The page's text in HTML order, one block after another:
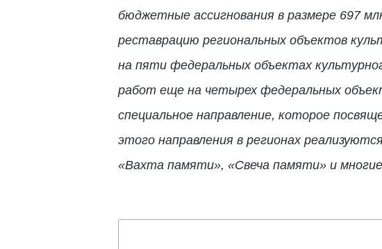
бюджетные ассигнования в размере 697
реставрацию региональных объектов
на пяти федеральных объектах
работ еще на четырех федеральных
специальное направление, которое
этого направления в регионах
«Вахта памяти», «Свеча памяти» и многие